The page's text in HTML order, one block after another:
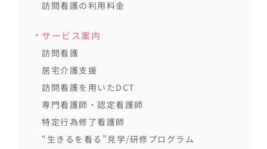
訪問看護の利用料金
サービス案内
訪問看護
居宅介護支援
訪問看護を用いたDCT
専門看護師・認定看護師
特定行為修了看護師
“生きるを看る”見学/研修プログラム